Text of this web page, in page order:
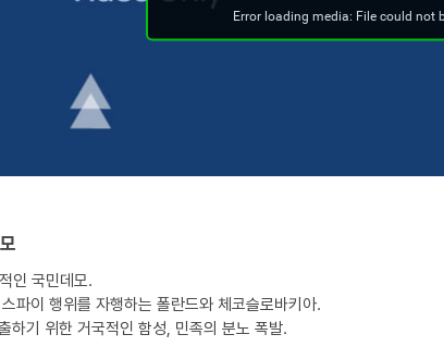
인 국민데모.
파이 행위를 자행하는 폴란드와 체코슬로바키아.
하기 위한 거국적인 함성, 민족의 분노 폭발.